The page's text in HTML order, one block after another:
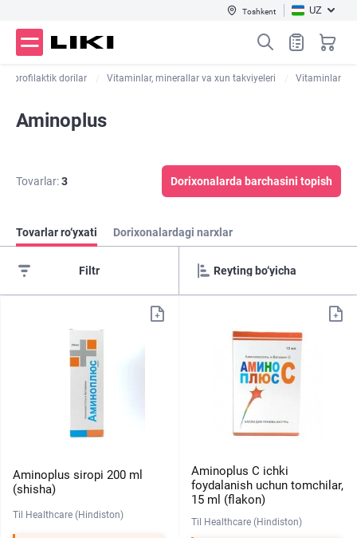
Toshkent UZ
profilaktik dorilar Vitaminlar, minerallar va xun takviyeleri Vitaminlar
Aminoplus
Tovarlar:3 Dorixonalarda barchasini topish
Tovarlar ro‘yxati Dorixonalardagi narxlar
Filtr
Aminoplus siropi 200 ml
(shisha)
Til Healthcare (Hindiston)
Aminoplus C ichki
foydalanish uchun tomchilar,
15 ml (flakon)
Til Healthcare (Hindiston)